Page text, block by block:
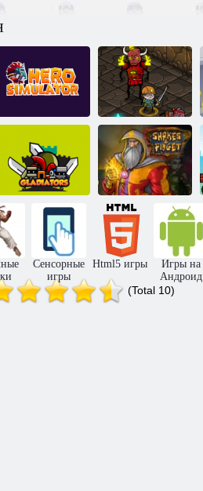
Симулятор
героя
Трофеи героев
2
Гладиаторы
Шейкс и
Фиджет
Сенсорные
игры
Html5 игры
Игры на
Андроид
(Total 10)